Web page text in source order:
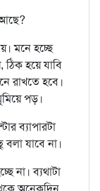
মনে হচ্ছে
হয়ে যাবি
রাখতে হবে।
পড়।
ব্যাপারটা
যাবে না।
না। ব্যথাটা